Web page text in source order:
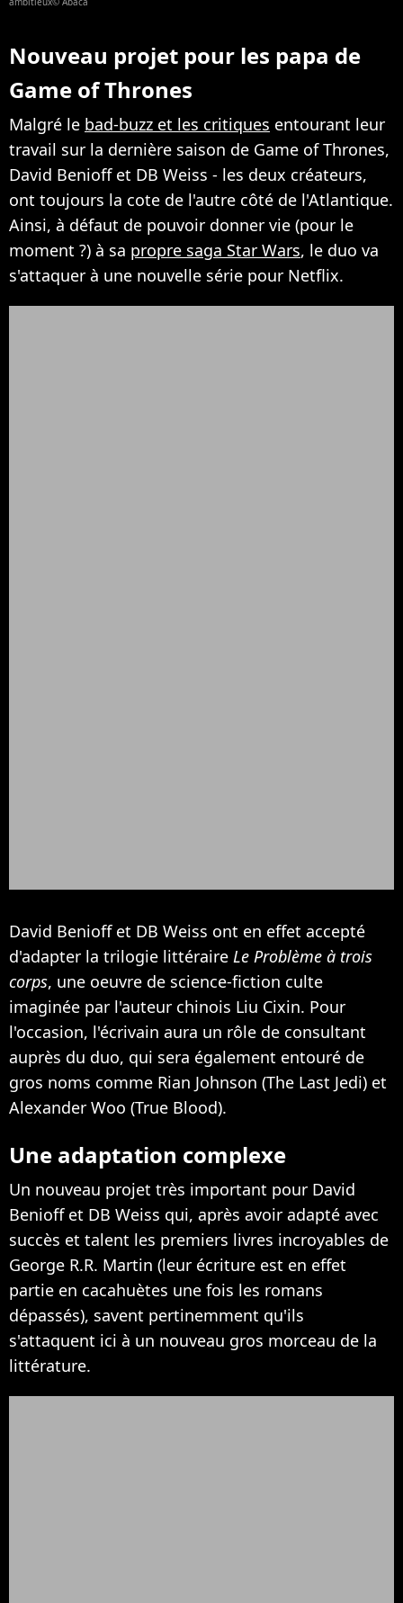
Nouveau projet pour les papa de
Game of Thrones
Malgré le bad-buzz et les critiques entourant leur
travail sur la dernière saison de Game of Thrones,
David Benioff et DB Weiss - les deux créateurs,
ont toujours la cote de l'autre côté de l'Atlantique.
Ainsi, à défaut de pouvoir donner vie (pour le
moment ?) à sa propre saga Star Wars, le duo va
s'attaquer à une nouvelle série pour Netflix.
David Benioff et DB Weiss ont en effet accepté
d'adapter la trilogie littéraire Le Problème à trois
corps, une oeuvre de science-fiction culte
imaginée par l'auteur chinois Liu Cixin. Pour
l'occasion, l'écrivain aura un rôle de consultant
auprès du duo, qui sera également entouré de
gros noms comme Rian Johnson (The Last Jedi) et
Alexander Woo (True Blood).
Une adaptation complexe
Un nouveau projet très important pour David
Benioff et DB Weiss qui, après avoir adapté avec
succès et talent les premiers livres incroyables de
George R.R. Martin (leur écriture est en effet
partie en cacahuètes une fois les romans
dépassés), savent pertinemment qu'ils
s'attaquent ici à un nouveau gros morceau de la
littérature.